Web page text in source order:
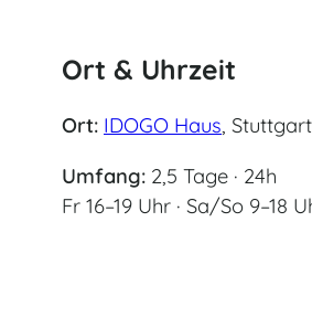
Ort & Uhrzeit
Ort: IDOGO Haus, Stuttgart
Umfang: 2,5 Tage · 24h
Fr 16–19 Uhr · Sa/So 9–18